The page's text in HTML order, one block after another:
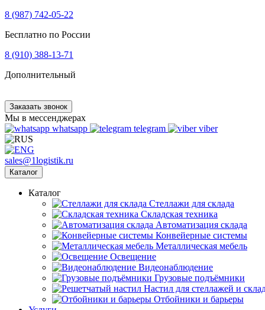
8 (987) 742-05-22
Бесплатно по России
8 (910) 388-13-71
Дополнительный
Заказать звонок
Мы в мессенджерах
whatsapp
telegram viber
sales@1logistik.ru
Каталог
Каталог
Cтеллажи для склада
Складская техника
Автоматизация склада
Конвейерные системы
Металлическая мебель
Освещение
Видеонаблюдение
Грузовые подъёмники
Настил для стеллажей и
Отбойники и барьеры